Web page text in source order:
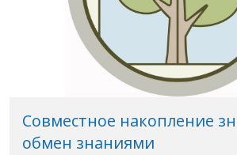
Совместное накопление
обмен знаниями